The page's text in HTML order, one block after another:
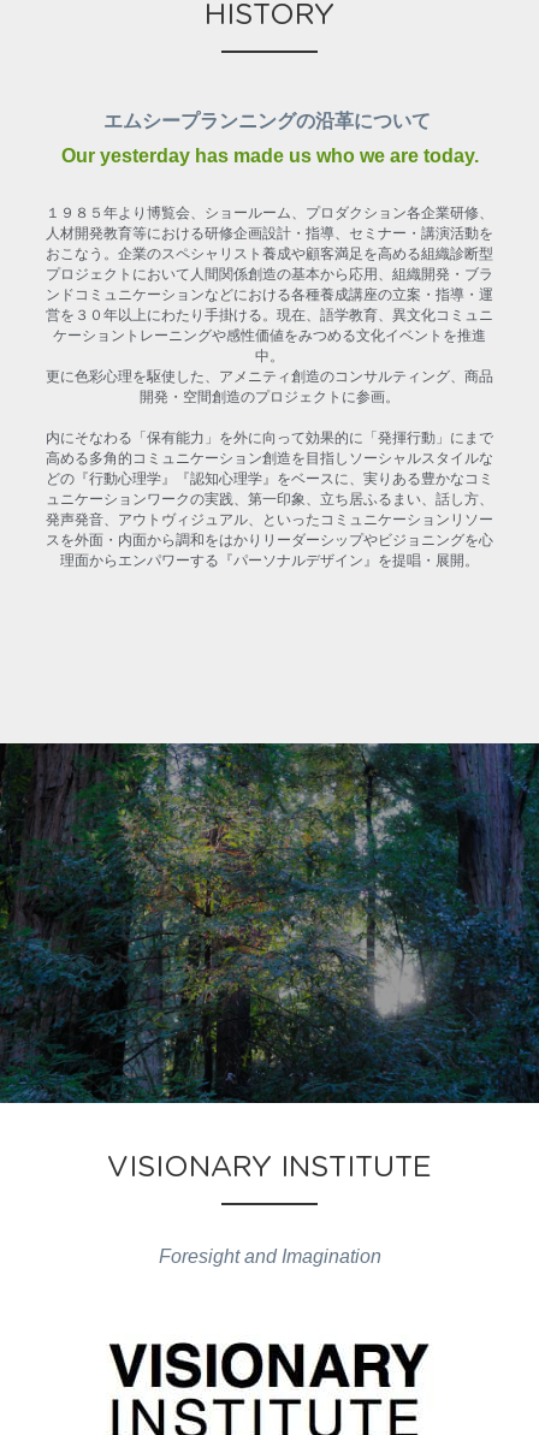
HISTORY
エムシープランニングの沿革について
Our yesterday has made us who we are today.
１９８５年より博覧会、ショールーム、プロダクション各企業研修、
人材開発教育等における研修企画設計・指導、セミナー・講演活動を
おこなう。企業のスペシャリスト養成や顧客満足を高める組織診断型
プロジェクトにおいて人間関係創造の基本から応用、組織開発・ブラ
ンドコミュニケーションなどにおける各種養成講座の立案・指導・運
営を３０年以上にわたり手掛ける。現在、語学教育、異文化コミュニ
ケーショントレーニングや感性価値をみつめる文化イベントを推進
中。
更に色彩心理を駆使した、アメニティ創造のコンサルティング、商品
開発・空間創造のプロジェクトに参画。
内にそなわる「保有能力」を外に向って効果的に「発揮行動」にまで
高める多角的コミュニケーション創造を目指しソーシャルスタイルな
どの『行動心理学』『認知心理学』をベースに、実りある豊かなコミ
ュニケーションワークの実践、第一印象、立ち居ふるまい、話し方、
発声発音、アウトヴィジュアル、といったコミュニケーションリソー
スを外面・内面から調和をはかりリーダーシップやビジョニングを心
理面からエンパワーする『パーソナルデザイン』を提唱・展開。
VISIONARY INSTITUTE
Foresight and Imagination